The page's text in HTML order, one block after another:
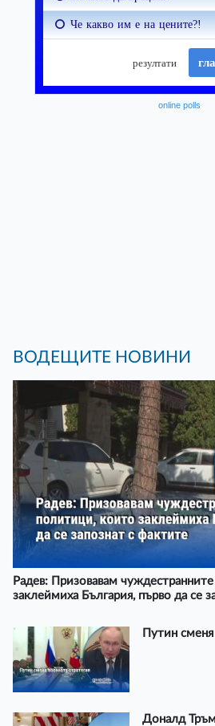
online polls
ВОДЕЩИТЕ НОВИНИ
Радев: Призовавам
заклеймиха България, първо да се
Путин сменя
Доналд